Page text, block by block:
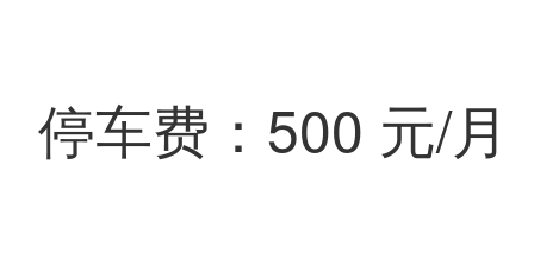
停车费：500 元/月